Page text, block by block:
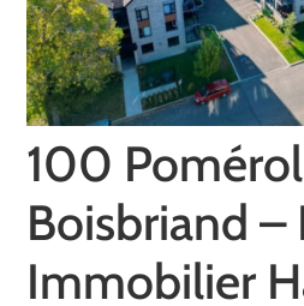
100
Boisbriand –
Immobilier